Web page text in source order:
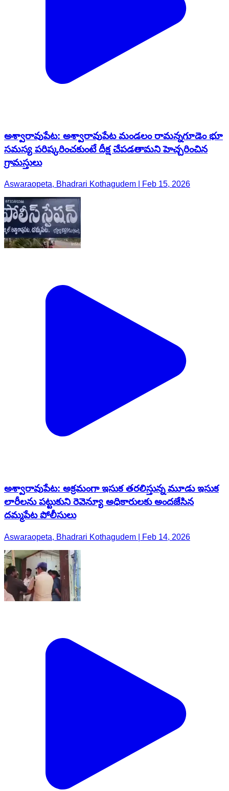
అశ్వారావుపేట: అశ్వారావుపేట మండలం రామన్నగూడెం భూ
సమస్య పరిష్కరించకుంటే దీక్ష చేపడతామని హెచ్చరించిన
గ్రామస్తులు
Aswaraopeta, Bhadrari Kothagudem | Feb 15, 2026
అశ్వారావుపేట: అక్రమంగా ఇసుక తరలిస్తున్న మూడు ఇసుక
లారీలను పట్టుకుని రెవెన్యూ అధికారులకు అందజేసిన
దమ్మపేట పోలీసులు
Aswaraopeta, Bhadrari Kothagudem | Feb 14, 2026